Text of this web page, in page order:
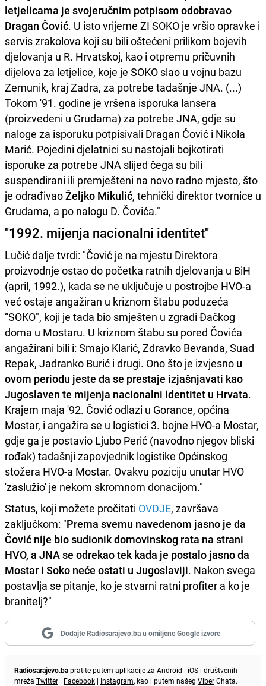
letjelicama je svojeručnim potpisom odobravao
Dragan Čović. U isto vrijeme ZI SOKO je vršio opravke i
servis zrakolova koji su bili oštećeni prilikom bojevih
djelovanja u R. Hrvatskoj, kao i otpremu pričuvnih
dijelova za letjelice, koje je SOKO slao u vojnu bazu
Zemunik, kraj Zadra, za potrebe tadašnje JNA. (...)
Tokom '91. godine je vršena isporuka lansera
(proizvedeni u Grudama) za potrebe JNA, gdje su
naloge za isporuku potpisivali Dragan Čović i Nikola
Marić. Pojedini djelatnici su nastojali bojkotirati
isporuke za potrebe JNA slijed čega su bili
suspendirani ili premješteni na novo radno mjesto, što
je odrađivaoŽeljko Mikulić, tehnički direktor tvornice u
Grudama, a po nalogu D. Čovića."
"1992. mijenja nacionalni identitet"
Lučić dalje tvrdi: "Čović je na mjestu Direktora
proizvodnje ostao do početka ratnih djelovanja u BiH
(april, 1992.), kada se ne uključuje u postrojbe HVO-a
već ostaje angažiran u kriznom štabu poduzeća
“SOKO", koji je tada bio smješten u zgradi Đačkog
doma u Mostaru. U kriznom štabu su pored Čovića
angažirani bili i: Smajo Klarić, Zdravko Bevanda, Suad
Repak, Jadranko Burić i drugi. Ono što je izvjesno u
ovom periodu jeste da se prestaje izjašnjavati kao
Jugoslaven te mijenja nacionalni identitet u Hrvata.
Krajem maja '92. Čović odlazi u Gorance, općina
Mostar, i angažira se u logistici 3. bojne HVO-a Mostar,
gdje ga je postavio Ljubo Perić (navodno njegov bliski
rođak) tadašnji zapovjednik logistike Općinskog
stožera HVO-a Mostar. Ovakvu poziciju unutar HVO
'zaslužio' je nekom skromnom donacijom."
Status, koji možete pročitati OVDJE, završava
zaključkom: "Prema svemu navedenom jasno je da
Čović nije bio sudionik domovinskog rata na strani
HVO, a JNA se odrekao tek kada je postalo jasno da
Mostar i Soko neće ostati u Jugoslaviji. Nakon svega
postavlja se pitanje, ko je stvarni ratni profiter a ko je
branitelj?"
Dodajte Radiosarajevo.ba u omiljene Google izvore
Radiosarajevo.bapratite putem aplikacije za Android | iOS i društvenih
mreža Twitter | Facebook | Instagram, kao i putem našeg ViberChata.